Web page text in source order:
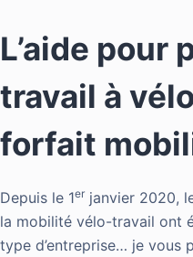
L’aide pour
travail à
forfait
Depuis le 1er janvier 2020,
la mobilité vélo-travail ont
type d’entreprise… je vous